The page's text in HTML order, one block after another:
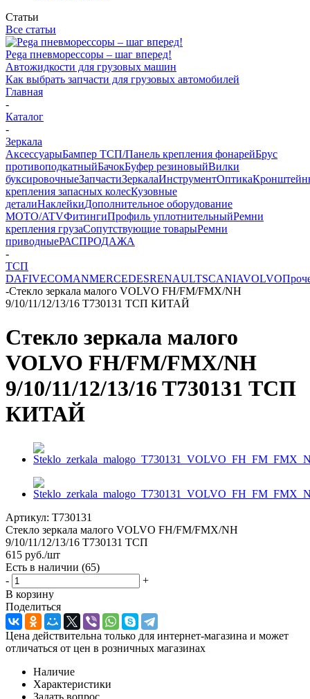
Статьи
Все статьи
Pega пневморессоры – шаг вперед!
Автожидкости для грузовых машин
Как выбрать запчасти для грузовых автомобилей
Главная
-
Каталог
-
Зеркала
АксессуарыБампер ТСП/Панель крепления фонарейБрус
противоподкатныйБачокБуфер резиновыйВилки
буксировочныеЗапчастиЗеркалаИнструментОптика
крепления запасных колесКузовные
деталиНаклейкиДополнительное оборудование
MOTO/ATVФитингиПрофиль уплотнительныйРемни
крепления грузаСопутствующие товарыРемни
приводныеРАСПРОДАЖА
-
ТСП
DAFIVECOMANMERCEDESRENAULTSCANIAVOLVO
-Стекло зеркала малого VOLVO FH/FM/FMX/NH
9/10/11/12/13/16 T730131 ТСП КИТАЙ
Стекло зеркала малого
VOLVO FH/FM/FMX/NH
9/10/11/12/13/16 T730131 ТСП
КИТАЙ
Артикул: T730131
Стекло зеркала малого VOLVO FH/FM/FMX/NH
9/10/11/12/13/16 T730131 ТСП
615 руб./шт
Есть в наличии (65)
-
+
В корзину
Поделиться
Цена действительна только для интернет-магазина и может
отличаться от цен в розничных магазинах
Наличие
Характеристики
Задать вопрос